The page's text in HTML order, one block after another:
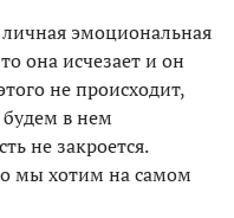
эмоциональная
она исчезает и он
не происходит,
в нем
не закроется.
мы хотим на самом